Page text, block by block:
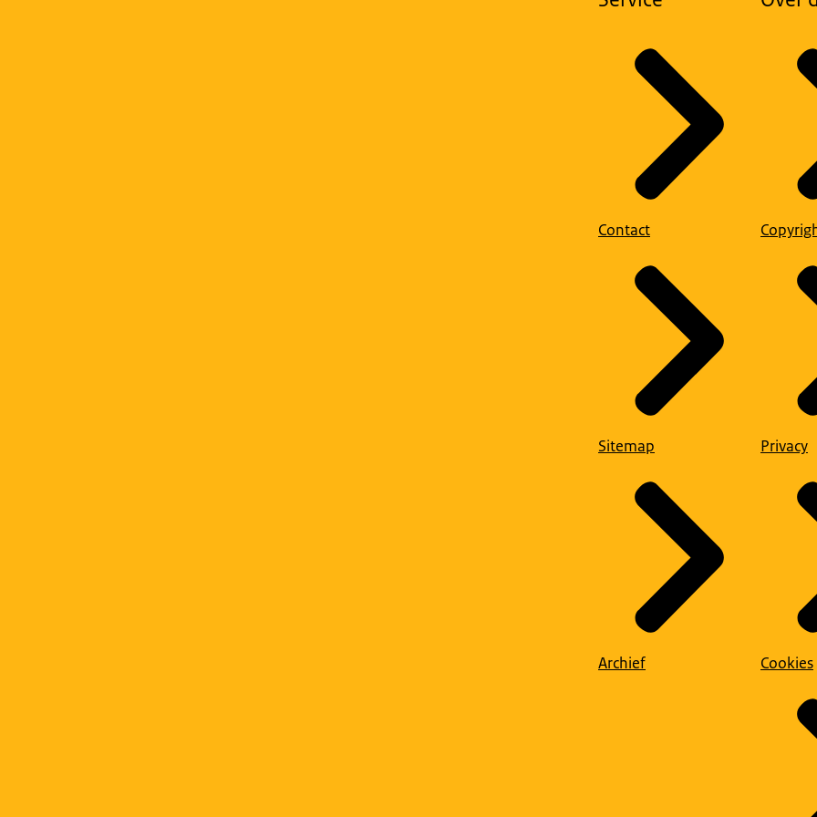
Contact
Sitemap
Archief
Privacy
Cookies